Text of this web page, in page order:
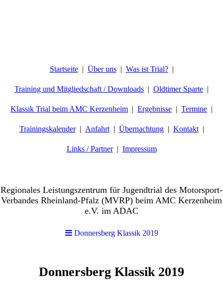
Startseite Über uns Was ist Trial?
Training und Mitgliedschaft / Downloads Oldtimer Sparte
Klassik Trial beim AMC Kerzenheim Ergebnisse Termine
Trainingskalender Anfahrt Übernachtung Kontakt
Links / Partner Impressum
Regionales Leistungszentrum für Jugendtrial des Motorsport-
Verbandes Rheinland-Pfalz (MVRP) beim AMC Kerzenheim
e.V. im ADAC
Donnersberg Klassik 2019
Donnersberg Klassik 2019